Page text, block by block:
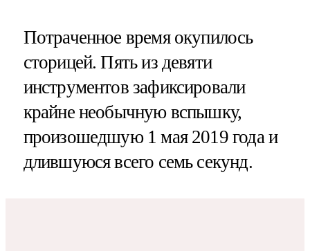
Потраченное время окупилось
сторицей. Пять из девяти
инструментов зафиксировали
крайне необычную вспышку,
произошедшую 1 мая 2019 года и
длившуюся всего семь секунд.